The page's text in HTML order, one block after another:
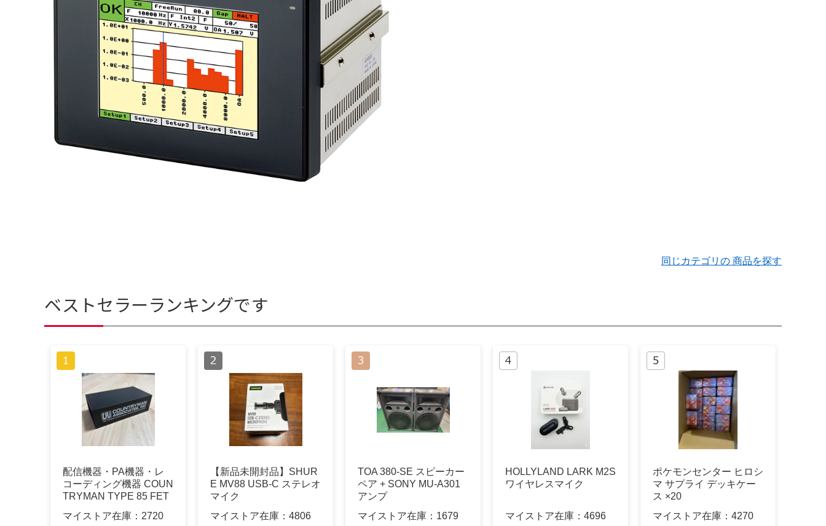
同じカテゴリの 商品を探す
ベストセラーランキングです
配信機器・PA機器・レ
コーディング機器 COUN
TRYMAN TYPE 85 FET
マイストア在庫： 2720
【新品未開封品】SHUR
E MV88 USB-C ステレオ
マイク
マイストア在庫： 4806
TOA 380-SE スピーカー
ペア + SONY MU-A301
アンプ
マイストア在庫： 1679
HOLLYLAND LARK M2S
ワイヤレスマイク
マイストア在庫： 4696
ポケモンセンター ヒロシ
マ サプライ デッキケー
ス ×20
マイストア在庫： 4270